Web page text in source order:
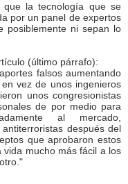
la tecnología que se
por un panel de expertos
posiblemente ni sepan lo
(último párrafo):
falsos aumentando
vez de unos ingenieros
unos congresionistas
de por medio para
al mercado,
después del
que aprobaron estos
mucho más fácil a los